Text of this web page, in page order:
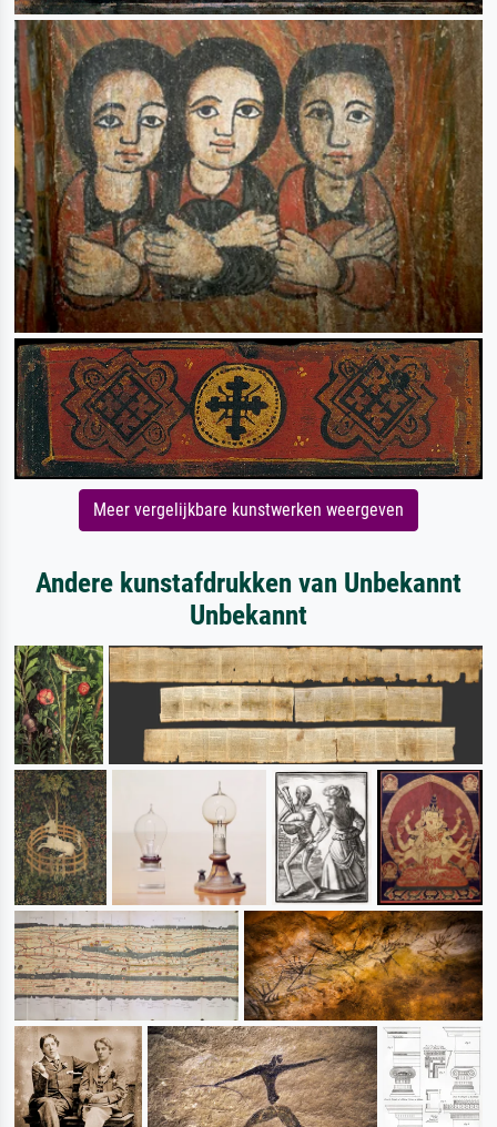
Meer vergelijkbare kunstwerken weergeven
Andere kunstafdrukken van Unbekannt
Unbekannt